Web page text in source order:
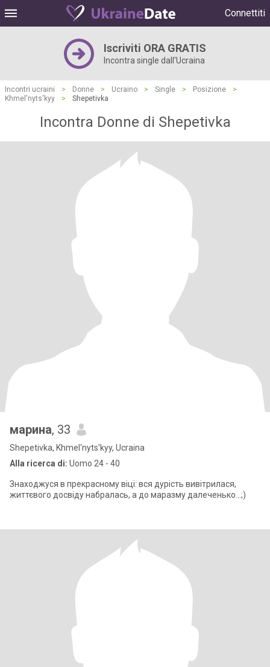
Connettiti
Iscriviti ORA GRATIS
Incontra single dall'Ucraina
Incontri ucraini > Donne > Ucraino > Single > Posizione
>
Khmel'nyts'kyy
> Shepetivka
Incontra Donne di Shepetivka
марина, 33
Shepetivka, Khmel'nyts'kyy, Ucraina
Alla ricerca di: Uomo 24 - 40
Знаходжуся в прекрасному віці: вся дурість вивітрилася,
життєвого досвіду набралась, а до маразму далеченько...;)